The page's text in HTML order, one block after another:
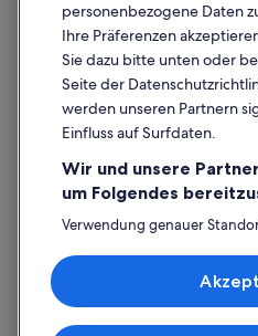
Inhaltsrichtlinien und Melden von
Hilfe
Hilfe
Rückerstattungsprozess und
Buchen Sie einen Flug mit einer
Internationale Reisedokumente
personenbezogene Daten
Ihre Präferenzen
Sie dazu bitte unten oder
Seite der
werden unseren Partnern
Einfluss auf Surfdaten.
Wir und unsere
um Folgendes
Verwendung genauer
Speichern von oder Zugriff
Endgerät. Personalisierte
von Werbeleistung und der